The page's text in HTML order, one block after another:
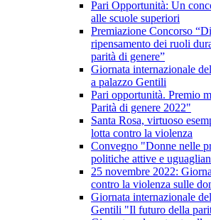
Pari Opportunità: Un
alle scuole superiori
Premiazione Concorso
ripensamento dei ruoli
parità di genere”
Giornata internazionale
a palazzo Gentili
Pari opportunità. Premio
Parità di genere 2022"
Santa Rosa, virtuoso
lotta contro la violenza
Convegno "Donne nelle
politiche attive e
25 novembre 2022:
contro la violenza sulle
Giornata internazionale
Gentili "Il futuro della